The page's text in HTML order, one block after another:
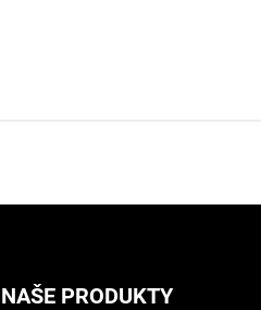
NAŠE PRODUKTY